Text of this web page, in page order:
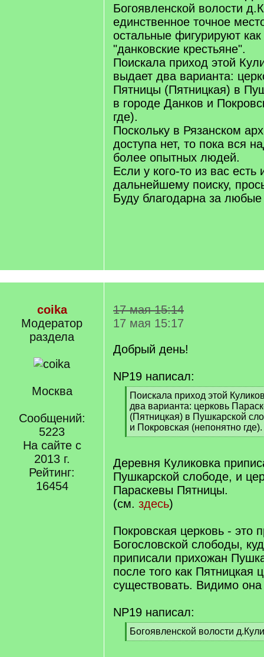
Богоявленской волости
единственное точное
остальные фигурируют как
"данковские крестьяне".
Поискала приход этой
выдает два варианта:
Пятницы (Пятницкая) в
в городе Данков и
где).
Поскольку в Рязанском
доступа нет, то пока вся
более опытных людей.
Если у кого-то из вас есть
дальнейшему поиску,
Буду благодарна за любые
coika
Модератор
раздела
Москва
Сообщений:
5223
На сайте с
2013 г.
Рейтинг:
16454
17 мая 15:14
17 мая 15:17
Добрый день!
NP19 написал:
[
q
]
Поискала приход этой
два варианта: церковь
(Пятницкая) в Пушкарской
и Покровская (непонятно где).
[
q
]
Деревня Куликовка
Пушкарской слободе, и
Параскевы Пятницы.
(см. здесь)
Покровская церковь - это
Богословской слободы,
приписали прихожан
после того как Пятницкая
существовать. Видимо
NP19 написал:
[
q
Богоявленской волости
[